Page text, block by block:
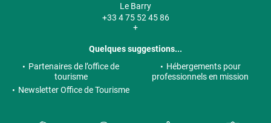
Le Barry
+33 4 75 52 45 86
+
Quelques suggestions...
Partenaires de l’office de
tourisme
Hébergements pour
professionnels en mission
Newsletter Office de Tourisme